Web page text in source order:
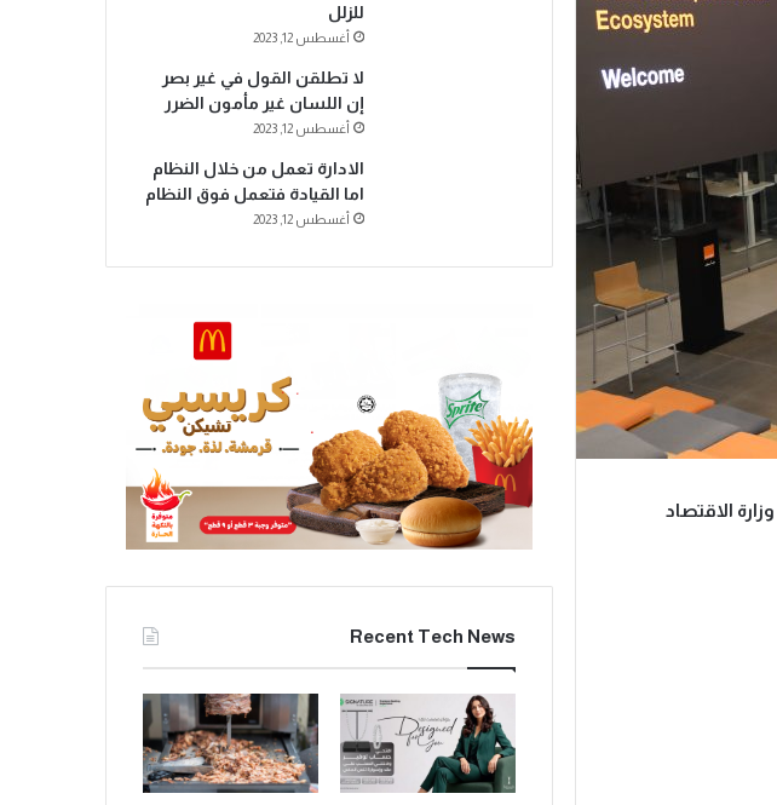
الاقتصاد
للزلل
أغسطس 12, 2023
لا تطلقن القول في غير بصر
إن اللسان غير مأمون الضرر
أغسطس 12, 2023
الادارة تعمل من خلال النظام
اما القيادة فتعمل فوق النظام
أغسطس 12, 2023
Recent Tech News